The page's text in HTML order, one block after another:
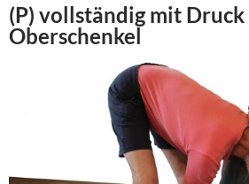
(P) vollständig mit Druck
Oberschenkel